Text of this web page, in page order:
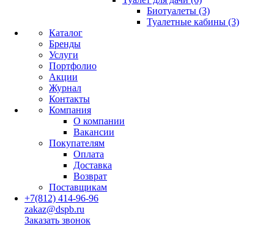
Биотуалеты (3)
Туалетные кабины (3)
Каталог
Бренды
Услуги
Портфолио
Акции
Журнал
Контакты
Компания
О компании
Вакансии
Покупателям
Оплата
Доставка
Возврат
Поставщикам
+7(812) 414-96-96
zakaz@dspb.ru
Заказать звонок